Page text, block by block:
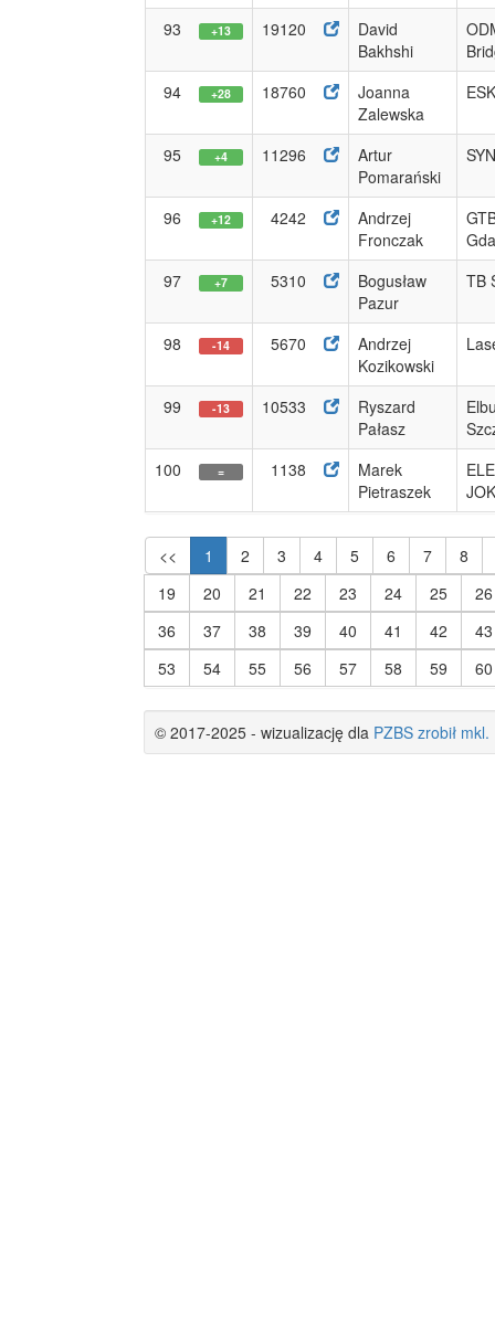
93 +13 19120
David
Bakhshi
94
+28 18760
Joanna
Zalewska
95 +4 11296
Artur
Pomarański
96 +12 4242
Andrzej
Fronczak
97
+7 5310
Bogusław
Pazur
TB
98 -14 5670
Andrzej
Kozikowski
99 -13 10533
Ryszard
Pałasz
100
= 1138
Marek
Pietraszek
<< 1 2 3 4 5 6 7
8
19
20 21 22 23 24 25
26
36
37 38 39 40 41 42
43
53
54 55 56 57 58 59 60
© 2017-2025 - wizualizację dla PZBS zrobił mkl.